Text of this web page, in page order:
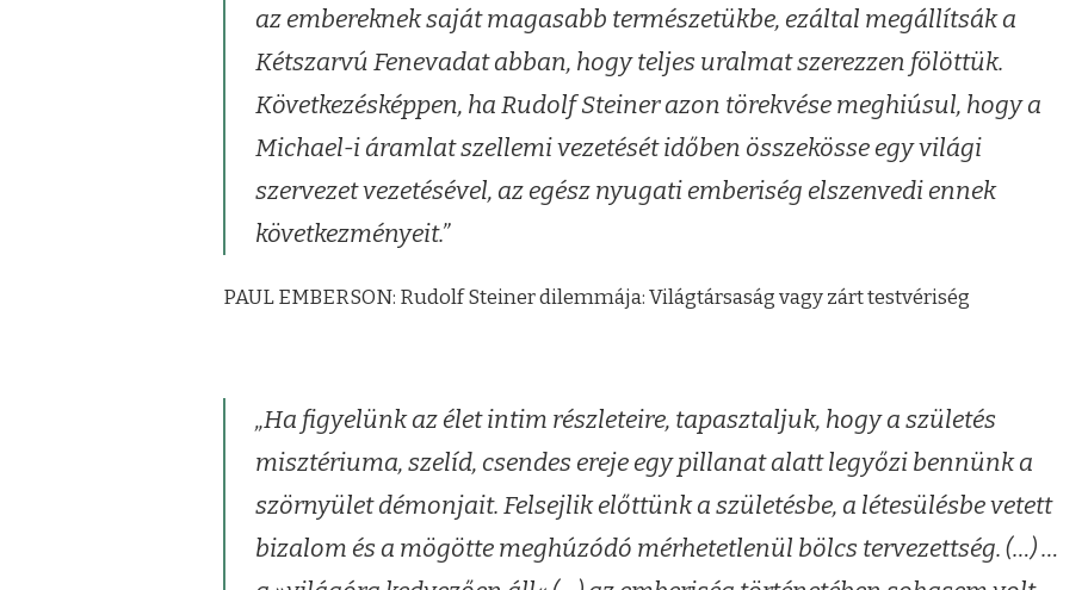
az embereknek saját magasabb természetükbe, ezáltal megállítsák a
Kétszarvú Fenevadat abban, hogy teljes uralmat szerezzen fölöttük.
Következésképpen, ha Rudolf Steiner azon törekvése meghiúsul, hogy a
Michael-i áramlat szellemi vezetését időben összekösse egy világi
szervezet vezetésével, az egész nyugati emberiség elszenvedi ennek
következményeit.”
PAUL EMBERSON: Rudolf Steiner dilemmája: Világtársaság vagy zárt testvériség
„Ha figyelünk az élet intim részleteire, tapasztaljuk, hogy a születés
misztériuma, szelíd, csendes ereje egy pillanat alatt legyőzi bennünk a
szörnyület démonjait. Felsejlik előttünk a születésbe, a létesülésbe vetett
bizalom és a mögötte meghúzódó mérhetetlenül bölcs tervezettség. (…) …